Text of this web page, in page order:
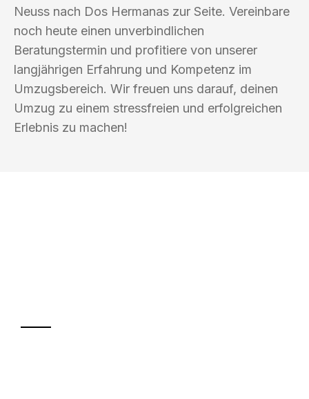
Neuss nach Dos Hermanas zur Seite. Vereinbare
noch heute einen unverbindlichen
Beratungstermin und profitiere von unserer
langjährigen Erfahrung und Kompetenz im
Umzugsbereich. Wir freuen uns darauf, deinen
Umzug zu einem stressfreien und erfolgreichen
Erlebnis zu machen!